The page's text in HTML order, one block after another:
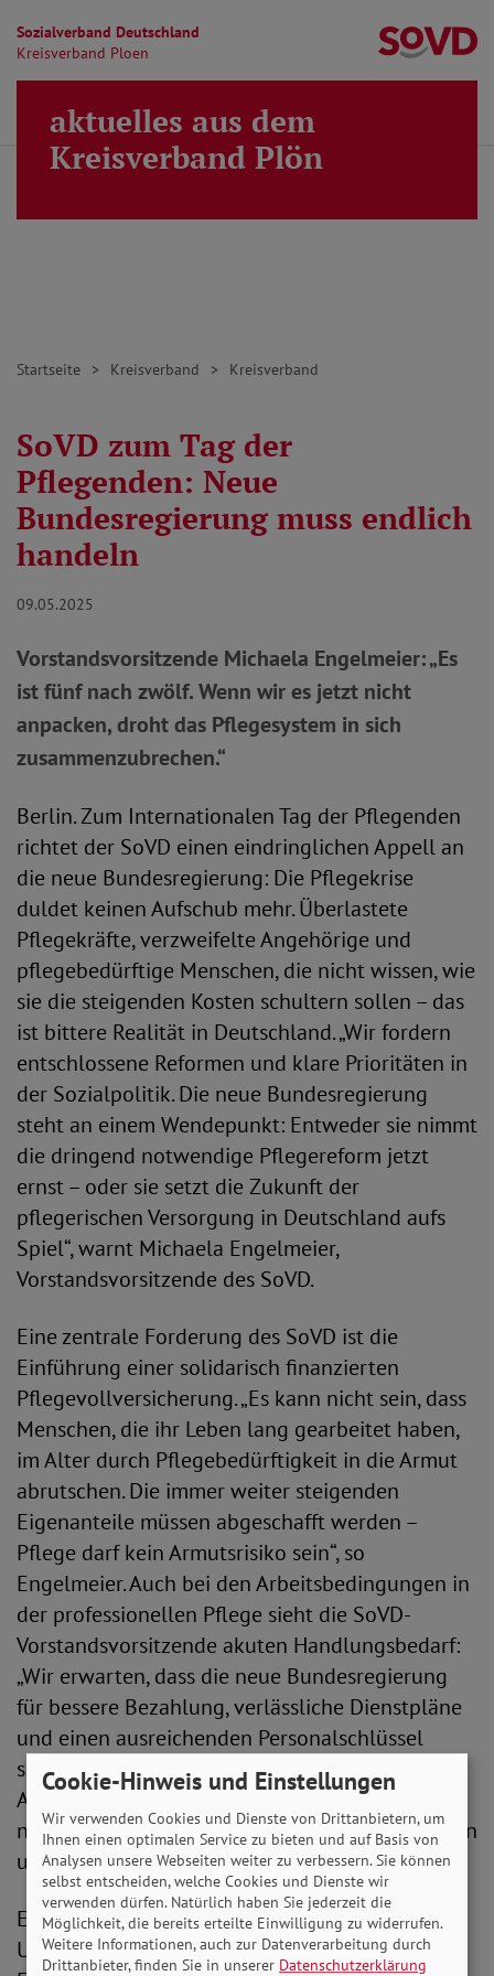
Sozialverband Deutschland
Kreisverband Ploen
Direkt zu den Inhalten springen
MENÜ
aktuelles aus dem
Kreisverband Plön
Startseite Kreisverband Kreisverband
SoVD zum Tag der
Pflegenden: Neue
Bundesregierung muss endlich
handeln
09.05.2025
Vorstandsvorsitzende Michaela Engelmeier: „Es
ist fünf nach zwölf. Wenn wir es jetzt nicht
anpacken, droht das Pflegesystem in sich
zusammenzubrechen.“
Berlin. Zum Internationalen Tag der Pflegenden
richtet der SoVD einen eindringlichen Appell an
die neue Bundesregierung: Die Pflegekrise
duldet keinen Aufschub mehr. Überlastete
Pflegekräfte, verzweifelte Angehörige und
pflegebedürftige Menschen, die nicht wissen, wie
sie die steigenden Kosten schultern sollen – das
ist bittere Realität in Deutschland. „Wir fordern
entschlossene Reformen und klare Prioritäten in
der Sozialpolitik. Die neue Bundesregierung
steht an einem Wendepunkt: Entweder sie nimmt
die dringend notwendige Pflegereform jetzt
ernst – oder sie setzt die Zukunft der
pflegerischen Versorgung in Deutschland aufs
Spiel“, warnt Michaela Engelmeier,
Vorstandsvorsitzende des SoVD.
Eine zentrale Forderung des SoVD ist die
Einführung einer solidarisch finanzierten
Pflegevollversicherung. „Es kann nicht sein, dass
Menschen, die ihr Leben lang gearbeitet haben,
im Alter durch Pflegebedürftigkeit in die Armut
abrutschen. Die immer weiter steigenden
Eigenanteile müssen abgeschafft werden –
Pflege darf kein Armutsrisiko sein“, so
Engelmeier. Auch bei den Arbeitsbedingungen in
der professionellen Pflege sieht die SoVD-
Vorstandsvorsitzende akuten Handlungsbedarf:
„Wir erwarten, dass die neue Bundesregierung
für bessere Bezahlung, verlässliche Dienstpläne
und einen ausreichenden Personalschlüssel
sorgt. Der Beruf der Pflege muss endlich die
Anerkennung erfahren, die er verdient – nicht
nur mit Applaus, sondern mit fairen Bedingungen
und mehr Kompetenzen.
Ein weiterer Schwerpunkt liegt auf der
Unterstützung pflegender Angehöriger, die laut
Cookie-Hinweis und Einstellungen
Wir verwenden Cookies und Dienste von Drittanbietern, um
Ihnen einen optimalen Service zu bieten und auf Basis von
Analysen unsere Webseiten weiter zu verbessern. Sie können
selbst entscheiden, welche Cookies und Dienste wir
verwenden dürfen. Natürlich haben Sie jederzeit die
Möglichkeit, die bereits erteilte Einwilligung zu widerrufen.
Weitere Informationen, auch zur Datenverarbeitung durch
Drittanbieter, finden Sie in unserer Datenschutzerklärung